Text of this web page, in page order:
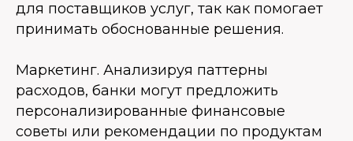
для поставщиков услуг, так как помогает
принимать обоснованные решения.
Маркетинг. Анализируя паттерны
расходов, банки могут предложить
персонализированные финансовые
советы или рекомендации по продуктам